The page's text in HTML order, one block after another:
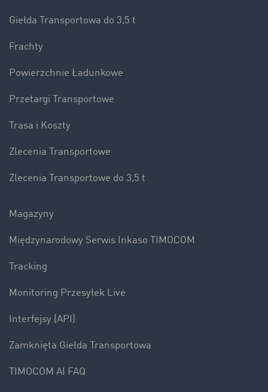
Giełda Transportowa do 3,5 t
Frachty
Powierzchnie Ładunkowe
Przetargi Transportowe
Trasa i Koszty
Zlecenia Transportowe
Zlecenia Transportowe do 3,5 t
Magazyny
Międzynarodowy Serwis Inkaso TIMOCOM
Tracking
Monitoring Przesyłek Live
Interfejsy (API)
Zamknięta Giełda Transportowa
TIMOCOM AI FAQ